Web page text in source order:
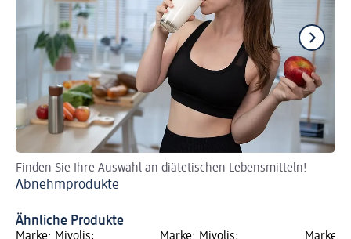
Finden Sie Ihre Auswahl an diätetischen Lebensmitteln!
Abnehmprodukte
Ähnliche Produkte